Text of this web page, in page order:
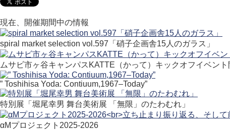
現在、開催期間中の情報
spiral market selection vol.597「硝子企画舎15人のガラス」
ムサビ市ヶ谷キャンパスKATTE（かって）キックオフイベント
” Toshihisa Yoda: Contiuum,1967–Today”
特別展「堀尾幸男 舞台美術展 「無限」のたわむれ」
αMプロジェクト2025-2026